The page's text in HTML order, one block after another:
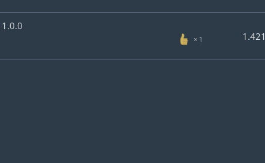
1.0.0
1 1.421